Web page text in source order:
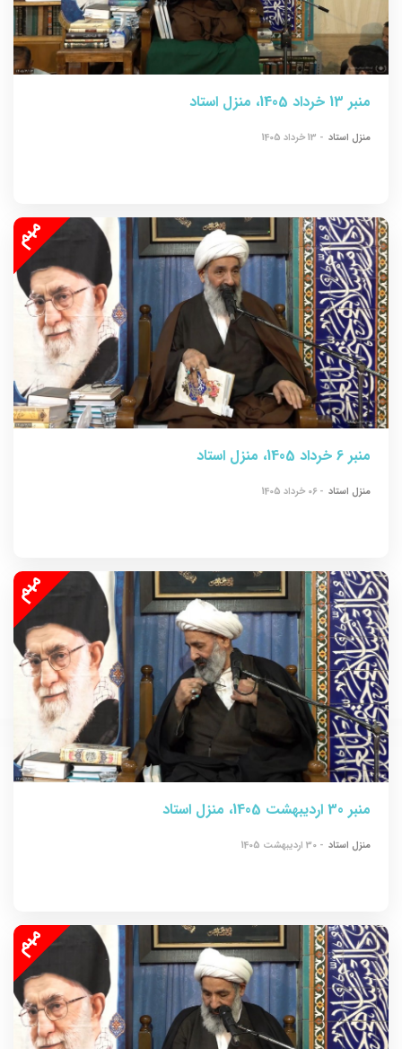
منبر 13 خرداد 1405، منزل استاد
منزل استاد - 13 خرداد 1405
منبر 6 خرداد 1405، منزل استاد
منزل استاد - 06 خرداد 1405
منبر 30 اردیبهشت 1405، منزل استاد
منزل استاد - 30 ارديبهشت 1405